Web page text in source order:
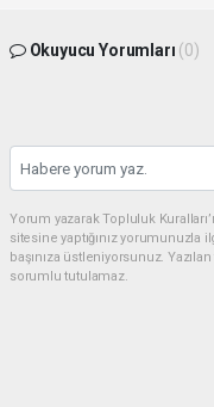
Okuyucu Yorumları (0)
Yorum yazarak Topluluk
sitesine yaptığınız
başınıza üstleniyorsunuz.
sorumlu tutulamaz.